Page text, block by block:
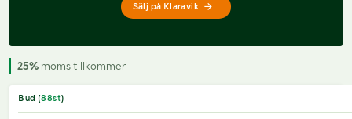
Sälj på Klaravik
25% moms tillkommer
Bud (88st)